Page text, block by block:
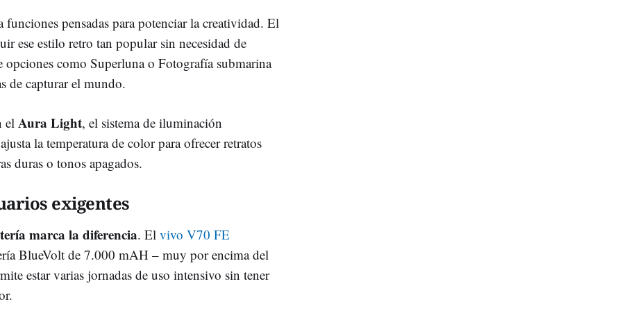
pensadas para potenciar la creatividad. El
ese estilo retro tan popular sin necesidad de
opciones como Superluna o Fotografía submarina
de capturar el mundo.
el Aura Light, el sistema de iluminación
la temperatura de color para ofrecer retratos
duras o tonos apagados.
exigentes
marca la diferencia. El vivo V70 FE
BlueVolt de 7.000 mAH – muy por encima del
estar varias jornadas de uso intensivo sin tener